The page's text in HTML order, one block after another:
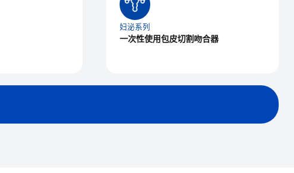
妇泌系列
一次性使用包皮切割吻合器